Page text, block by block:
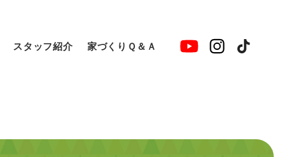
スタッフ紹介 家づくりＱ＆Ａ